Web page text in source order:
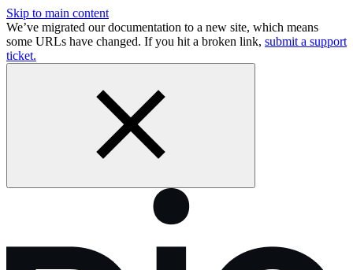
Skip to main content
We’ve migrated our documentation to a new site, which means
some URLs have changed. If you hit a broken link, submit a support
ticket.